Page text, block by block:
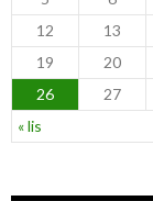
« lis
12
13
19
20
26
27